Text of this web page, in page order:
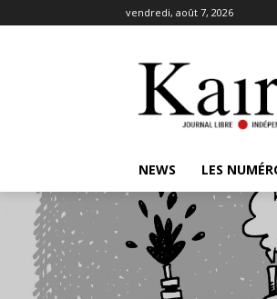
vendredi, août 7, 2026
NEWS LES